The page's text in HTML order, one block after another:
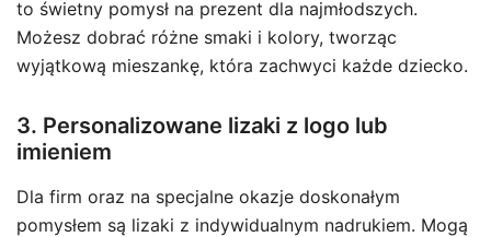
to świetny pomysł na prezent dla najmłodszych.
Możesz dobrać różne smaki i kolory, tworząc
wyjątkową mieszankę, która zachwyci każde dziecko.
3. Personalizowane lizaki z logo lub
imieniem
Dla firm oraz na specjalne okazje doskonałym
pomysłem są lizaki z indywidualnym nadrukiem. Mogą